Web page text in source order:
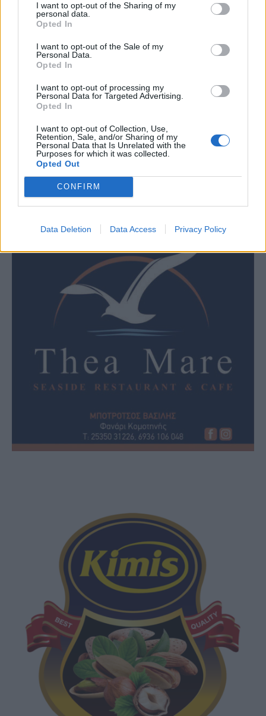
I want to opt-out of the Sharing of my
personal data.
Opted In
I want to opt-out of the Sale of my
Personal Data.
Opted In
I want to opt-out of processing my
Personal Data for Targeted Advertising.
Opted In
I want to opt-out of Collection, Use,
Retention, Sale, and/or Sharing of my
Personal Data that Is Unrelated with the
Purposes for which it was collected.
Opted Out
CONFIRM
Data Deletion Data Access Privacy Policy